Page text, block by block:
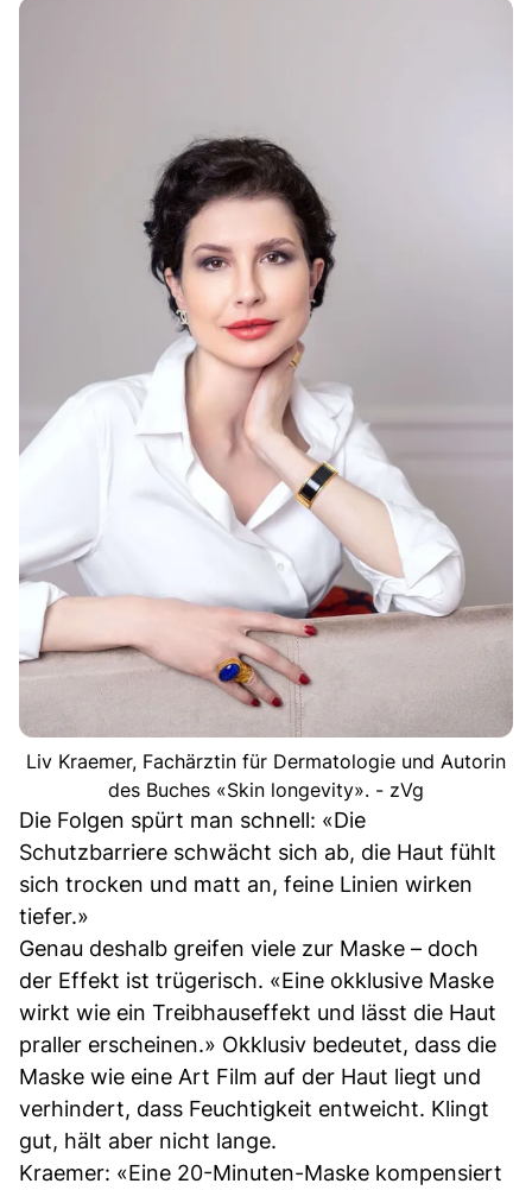
Liv Kraemer, Fachärztin für Dermatologie und Autorin
des Buches «Skin longevity». - zVg
Die Folgen spürt man schnell: «Die
Schutzbarriere schwächt sich ab, die Haut fühlt
sich trocken und matt an, feine Linien wirken
tiefer.»
Genau deshalb greifen viele zur Maske – doch
der Effekt ist trügerisch. «Eine okklusive Maske
wirkt wie ein Treibhauseffekt und lässt die Haut
praller erscheinen.» Okklusiv bedeutet, dass die
Maske wie eine Art Film auf der Haut liegt und
verhindert, dass Feuchtigkeit entweicht. Klingt
gut, hält aber nicht lange.
Kraemer: «Eine 20-Minuten-Maske kompensiert